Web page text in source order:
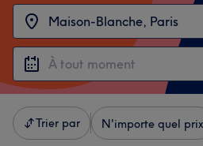
Trier par N'importe quel prix